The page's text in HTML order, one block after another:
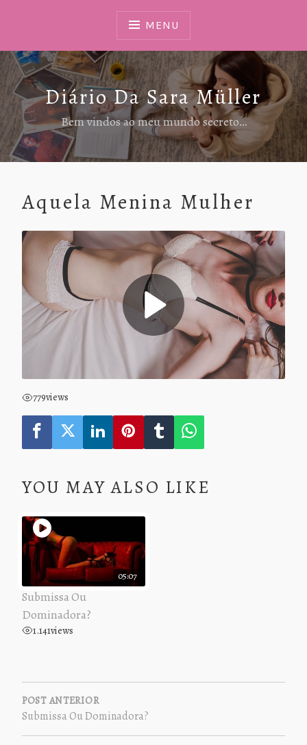
MENU
Diário Da Sara Müller
Bem vindos ao meu mundo secreto…
Aquela Menina Mulher
779views
YOU MAY ALSO LIKE
05:07
Submissa Ou
Dominadora?
1.141views
NAVEGAÇÃO
DE
POST
POST ANTERIOR
Submissa Ou Dominadora?